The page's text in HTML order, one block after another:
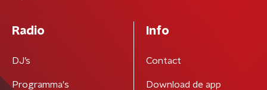
Radio
DJ’s
Programma's
Info
Contact
Download de app